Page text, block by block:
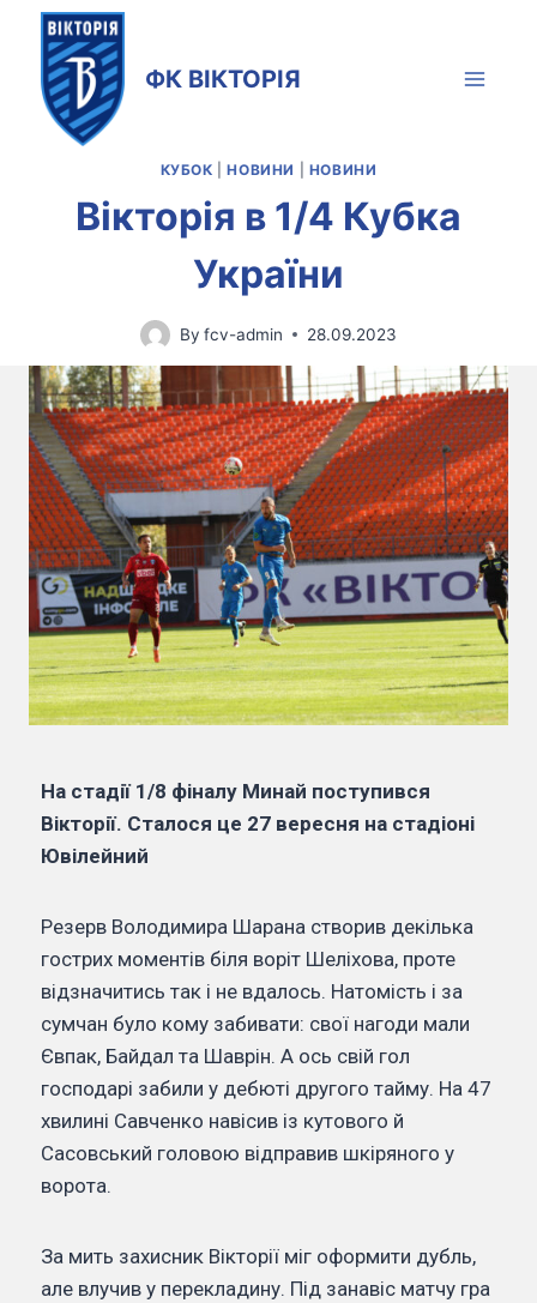
ФК ВІКТОРІЯ
КУБОК |НОВИНИ НОВИНИ
Вікторія в 1/4 Кубка
України
By fcv-admin 28.09.2023
На стадії 1/8 фіналу Минай поступився
Вікторії. Сталося це 27 вересня на стадіоні
Ювілейний
Резерв Володимира Шарана створив декілька
гострих моментів біля воріт Шеліхова, проте
відзначитись так і не вдалось. Натомість і за
сумчан було кому забивати: свої нагоди мали
Євпак, Байдал та Шаврін. А ось свій гол
господарі забили у дебюті другого тайму. На 47
хвилині Савченко навісив із кутового й
Сасовський головою відправив шкіряного у
ворота.
За мить захисник Вікторії міг оформити дубль,
але влучив у перекладину. Під занавіс матчу гра